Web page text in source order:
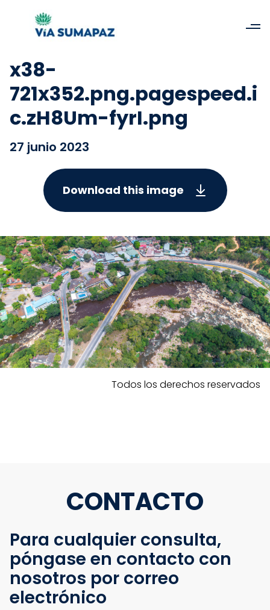
x38-
721x352.png.pagespeed.i
c.zH8Um-fyrI.png
27 junio 2023
Download this image
Todos los derechos reservados
CONTACTO
Para cualquier consulta,
póngase en contacto con
nosotros por correo
electrónico